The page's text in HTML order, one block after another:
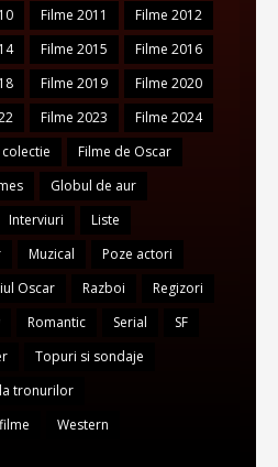
Filme 2011
Filme 2012
Filme 2015
Filme 2016
Filme 2019
Filme 2020
Filme 2023
Filme 2024
Filme de Oscar
Globul de aur
Interviuri
Liste
Muzical
Poze actori
Oscar Razboi
Regizori
Romantic Serial
SF
Topuri si sondaje
tronurilor
Western